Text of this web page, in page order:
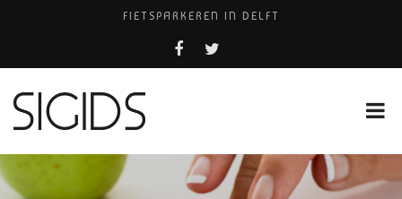
FIETSPARKEREN IN DELFT
PIZZERIA POMPEÏ ￼
COCKTAILS ON THE SPOT!